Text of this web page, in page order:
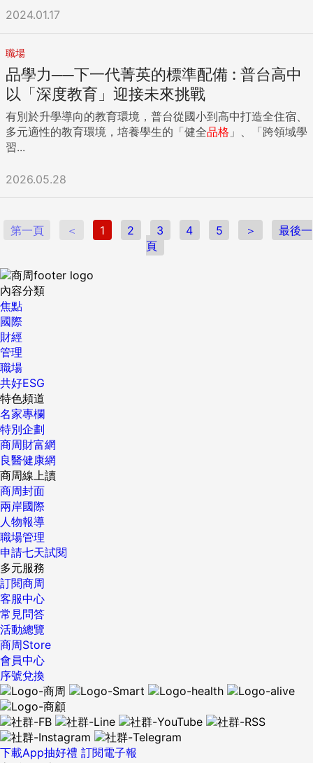
2024.01.17
職場
品學力──下一代菁英的標準配備 : 普台高中
以「深度教育」迎接未來挑戰
有別於升學導向的教育環境，普台從國小到高中打造全住宿、
多元適性的教育環境，培養學生的「健全品格 」、「跨領域學
習...
2026.05.28
第一頁 ＜ 1 2 3 4 5 ＞
最後一
頁
內容分類
焦點
國際
財經
管理
職場
共好ESG
特色頻道
名家專欄
特別企劃
商周財富網
良醫健康網
商周線上讀
商周封面
兩岸國際
人物報導
職場管理
申請七天試閱
多元服務
訂閱商周
客服中心
常見問答
活動總覽
商周Store
會員中心
序號兌換
下載App抽好禮 訂閱電子報